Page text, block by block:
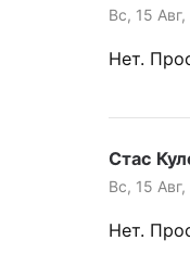
Вс, 15
Нет.
Стас
Вс, 15
Нет.